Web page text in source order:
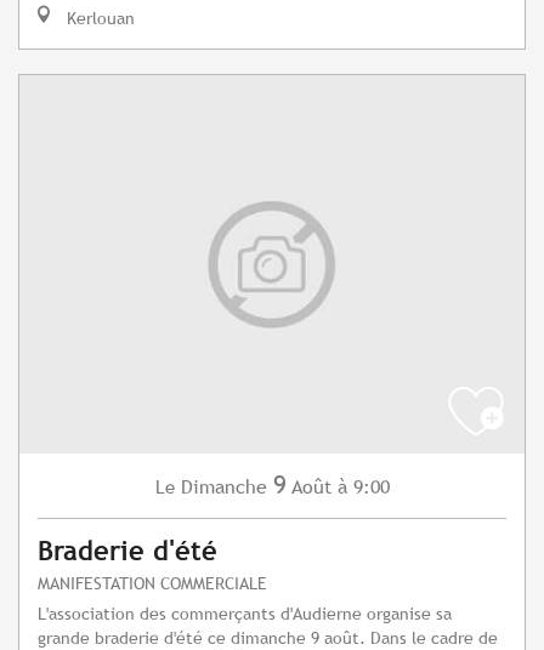
Kerlouan
Le Dimanche 9 Août à 9:00
Braderie d'été
MANIFESTATION COMMERCIALE
L'association des commerçants d'Audierne organise sa
grande braderie d'été ce dimanche 9 août. Dans le cadre de